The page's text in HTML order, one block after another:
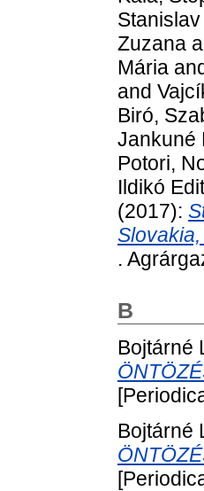
Stanislav
Zuzana
Mária
and
Biró,
Jankuné
Potori,
Ildikó Edit
(2017):
.
B
Bojtárné
Bojtárné